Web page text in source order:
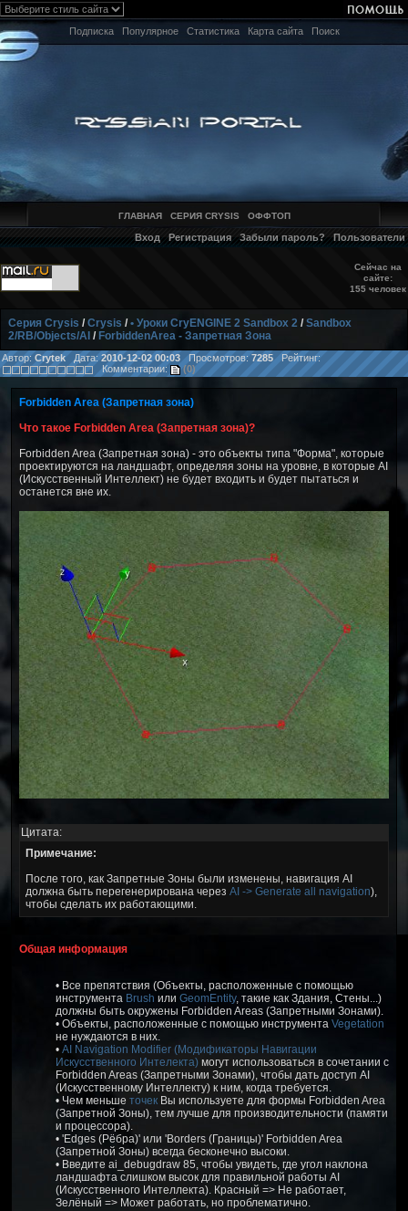
Подписка Популярное Статистика Карта сайта Поиск
ГЛАВНАЯ СЕРИЯ CRYSIS ОФФТОП
Вход Регистрация Забыли пароль? Пользователи
Сейчас на
сайте:
155 человек
Серия Crysis /Crysis /• Уроки CryENGINE 2 Sandbox 2 /Sandbox
2/RB/Objects/AI / ForbiddenArea - Запретная Зона
Автор: CrytekДата:2010-12-02 00:03 Просмотров:7285Рейтинг:
Комментарии:
(0)
Forbidden Area (Запретная зона)
Что такое Forbidden Area (Запретная зона)?
Forbidden Area (Запретная зона) - это объекты типа "Форма", которые
проектируются на ландшафт, определяя зоны на уровне, в которые AI
(Искусственный Интеллект) не будет входить и будет пытаться и
останется вне их.
Цитата:
Примечание:
После того, как Запретные Зоны были изменены, навигация AI
должна быть перегенерирована через AI -> Generate all navigation),
чтобы сделать их работающими.
Общая информация
• Все препятствия (Объекты, расположенные с помощью
инструмента Brush или GeomEntity, такие как Здания, Стены...)
должны быть окружены Forbidden Areas (Запретными Зонами).
• Объекты, расположенные с помощью инструмента Vegetation
не нуждаются в них.
• AI Navigation Modifier (Модификаторы Навигации
Искусственного Интелекта) могут использоваться в сочетании с
Forbidden Areas (Запретными Зонами), чтобы дать доступ AI
(Искусственному Интеллекту) к ним, когда требуется.
• Чем меньше точек Вы используете для формы Forbidden Area
(Запретной Зоны), тем лучше для производительности (памяти
и процессора).
• 'Edges (Рёбра)' или 'Borders (Границы)' Forbidden Area
(Запретной Зоны) всегда бесконечно высоки.
• Введите ai_debugdraw 85, чтобы увидеть, где угол наклона
ландшафта слишком высок для правильной работы AI
(Искусственного Интеллекта). Красный => Не работает,
Зелёный => Может работать, но проблематично.